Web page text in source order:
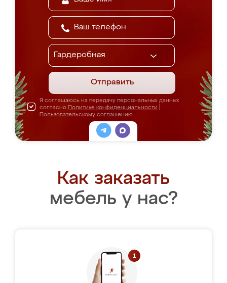
Отправить
Я соглашаюсь на передачу персональных данных
согласно Политике конфиденциальности
Пользовательскому соглашению
Как заказать
мебель у нас?